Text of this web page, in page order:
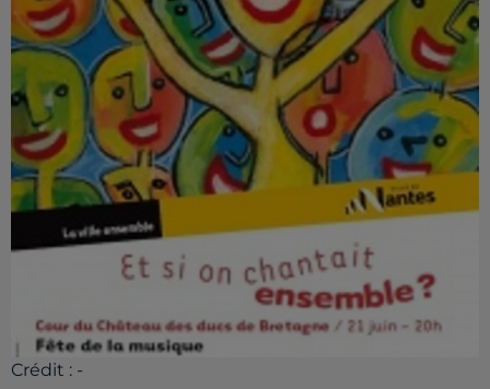
Crédit : -